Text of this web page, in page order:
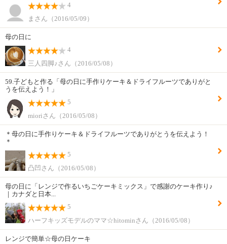
4
まさん（2016/05/09）
母の日に
4
三人四脚♪さん（2016/05/08）
59.子どもと作る「母の日に手作りケーキ＆ドライフルーツでありがと
うを伝えよう！」
5
mioriさん（2016/05/08）
＊母の日に手作りケーキ＆ドライフルーツでありがとうを伝えよう！
＊
5
凸凹さん（2016/05/08）
母の日に「レンジで作るいちごケーキミックス」で感謝のケーキ作り♪
｜カナダと日本...
5
ハーフキッズモデルのママ☆hitominさん（2016/05/08）
レンジで簡単☆母の日ケーキ